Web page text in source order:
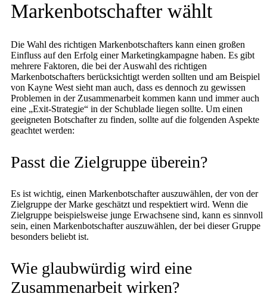
Markenbotschafter wählt
Die Wahl des richtigen Markenbotschafters kann einen großen
Einfluss auf den Erfolg einer Marketingkampagne haben. Es gibt
mehrere Faktoren, die bei der Auswahl des richtigen
Markenbotschafters berücksichtigt werden sollten und am Beispiel
von Kayne West sieht man auch, dass es dennoch zu gewissen
Problemen in der Zusammenarbeit kommen kann und immer auch
eine „Exit-Strategie“ in der Schublade liegen sollte. Um einen
geeigneten Botschafter zu finden, sollte auf die folgenden Aspekte
geachtet werden:
Passt die Zielgruppe überein?
Es ist wichtig, einen Markenbotschafter auszuwählen, der von der
Zielgruppe der Marke geschätzt und respektiert wird. Wenn die
Zielgruppe beispielsweise junge Erwachsene sind, kann es sinnvoll
sein, einen Markenbotschafter auszuwählen, der bei dieser Gruppe
besonders beliebt ist.
Wie glaubwürdig wird eine
Zusammenarbeit wirken?